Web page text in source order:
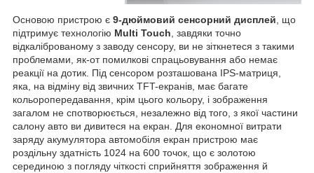
Основою пристрою є 9-дюймовий сенсорний дисплей , що
підтримує технологію Multi Touch , завдяки точно
відкаліброваному з заводу сенсору, ви не зіткнетеся з такими
проблемами, як-от помилкові спрацьовування або немає
реакції на дотик. Під сенсором розташована IPS-матриця,
яка, на відміну від звичних TFT-екранів, має багате
кольоропередавання, крім цього кольору, і зображення
загалом не спотворюється, незалежно від того, з якої частини
салону авто ви дивитеся на екран. Для економної витрати
заряду акумулятора автомобіля екран пристрою має
роздільну здатність 1024 на 600 точок, що є золотою
серединою з погляду чіткості сприйняття зображення й